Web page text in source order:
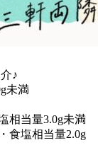
♪
未満
相当量3.0g未満
食塩相当量2.0g